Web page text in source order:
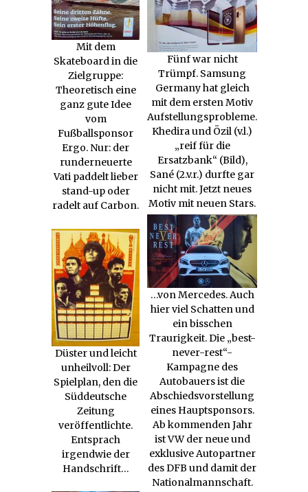
Mit dem
Skateboard in die
Zielgruppe:
Theoretisch eine
ganz gute Idee
vom
Fußballsponsor
Ergo. Nur: der
runderneuerte
Vati paddelt lieber
stand-up oder
radelt auf Carbon.
Fünf war nicht
Trümpf. Samsung
Germany hat gleich
mit dem ersten Motiv
Aufstellungsprobleme.
Khedira und Özil (v.l.)
„reif für die
Ersatzbank“ (Bild),
Sané (2.v.r.) durfte gar
nicht mit. Jetzt neues
Motiv mit neuen Stars.
Düster und leicht
unheilvoll: Der
Spielplan, den die
Süddeutsche
Zeitung
veröffentlichte.
Entsprach
irgendwie der
Handschrift…
…von Mercedes. Auch
hier viel Schatten und
ein bisschen
Traurigkeit. Die „best-
never-rest“-
Kampagne des
Autobauers ist die
Abschiedsvorstellung
eines Hauptsponsors.
Ab kommenden Jahr
ist VW der neue und
exklusive Autopartner
des DFB und damit der
Nationalmannschaft.